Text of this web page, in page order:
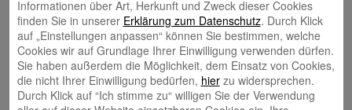
Jonas Simon
Informationen über Art, Herkunft und Zweck dieser Cookies
finden Sie in unserer Erklärung zum Datenschutz. Durch Klick
auf „Einstellungen anpassen“ können Sie bestimmen, welche
Cookies wir auf Grundlage Ihrer Einwilligung verwenden dürfen.
Sie haben außerdem die Möglichkeit, dem Einsatz von Cookies,
die nicht Ihrer Einwilligung bedürfen, hierzu widersprechen.
Durch Klick auf “Ich stimme zu“ willigen Sie der Verwendung